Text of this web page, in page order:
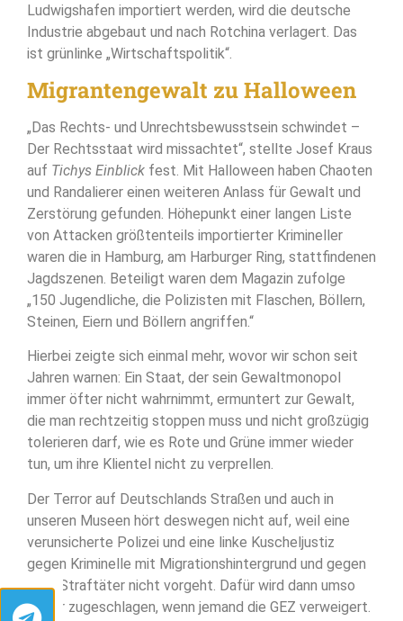
Ludwigshafen importiert werden, wird die deutsche
Industrie abgebaut und nach Rotchina verlagert. Das
ist grünlinke „Wirtschaftspolitik“.
Migrantengewalt zu Halloween
„Das Rechts- und Unrechtsbewusstsein schwindet –
Der Rechtsstaat wird missachtet“, stellte Josef Kraus
auf Tichys Einblick fest. Mit Halloween haben Chaoten
und Randalierer einen weiteren Anlass für Gewalt und
Zerstörung gefunden. Höhepunkt einer langen Liste
von Attacken größtenteils importierter Krimineller
waren die in Hamburg, am Harburger Ring, stattfindenen
Jagdszenen. Beteiligt waren dem Magazin zufolge
„150 Jugendliche, die Polizisten mit Flaschen, Böllern,
Steinen, Eiern und Böllern angriffen.“
Hierbei zeigte sich einmal mehr, wovor wir schon seit
Jahren warnen: Ein Staat, der sein Gewaltmonopol
immer öfter nicht wahrnimmt, ermuntert zur Gewalt,
die man rechtzeitig stoppen muss und nicht großzügig
tolerieren darf, wie es Rote und Grüne immer wieder
tun, um ihre Klientel nicht zu verprellen.
Der Terror auf Deutschlands Straßen und auch in
unseren Museen hört deswegen nicht auf, weil eine
verunsicherte Polizei und eine linke Kuscheljustiz
gegen Kriminelle mit Migrationshintergrund und gegen
linke Straftäter nicht vorgeht. Dafür wird dann umso
härter zugeschlagen, wenn jemand die GEZ verweigert.